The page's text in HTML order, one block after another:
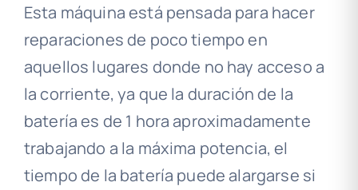
Esta máquina está pensada para hacer
reparaciones de poco tiempo en
aquellos lugares donde no hay acceso a
la corriente, ya que la duración de la
batería es de 1 hora aproximadamente
trabajando a la máxima potencia, el
tiempo de la batería puede alargarse si